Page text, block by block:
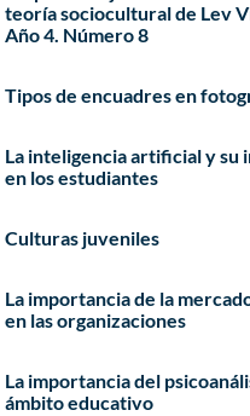
teoría sociocultural de Lev
Año 4. Número 8
Tipos de encuadres en
La inteligencia artificial y su
en los estudiantes
Culturas juveniles
La importancia de la
en las organizaciones
La importancia del
ámbito educativo